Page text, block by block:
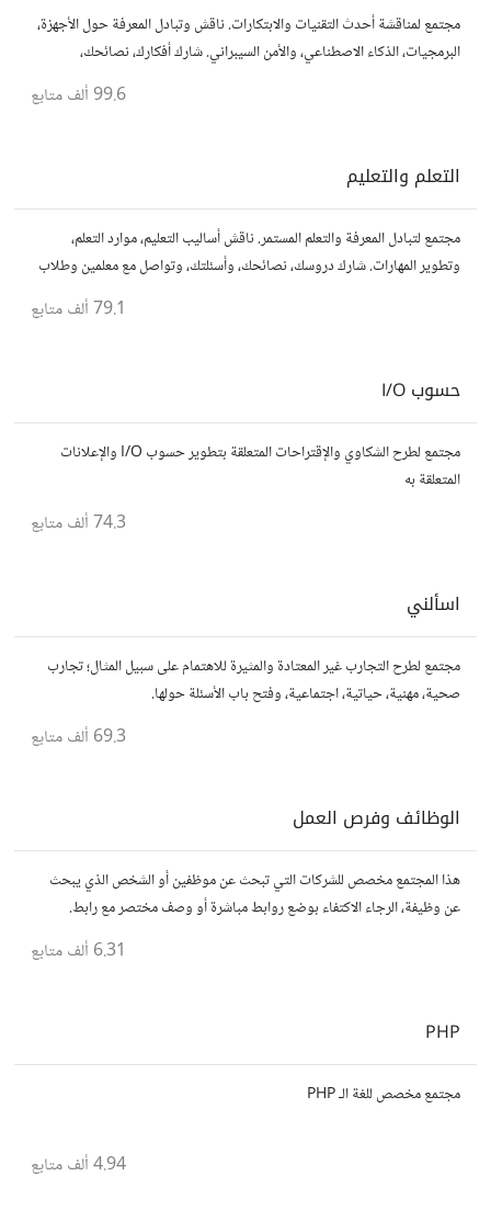
مجتمع لمناقشة أحدث التقنيات والابتكارات. ناقش وتبادل المعرفة حول الأجهزة،
البرمجيات، الذكاء الاصطناعي، والأمن السيبراني. شارك أفكارك، نصائحك،
99.6 ألف متابع
التعلم والتعليم
مجتمع لتبادل المعرفة والتعلم المستمر. ناقش أساليب التعليم، موارد التعلم،
وتطوير المهارات. شارك دروسك، نصائحك، وأسئلتك، وتواصل مع معلمين وطلاب
79.1 ألف متابع
حسوب I/O
مجتمع لطرح الشكاوي والإقتراحات المتعلقة بتطوير حسوب I/O والإعلانات
المتعلقة به
74.3 ألف متابع
اسألني
مجتمع لطرح التجارب غير المعتادة والمثيرة للاهتمام على سبيل المثال؛ تجارب
صحية، مهنية، حياتية، اجتماعية، وفتح باب الأسئلة حولها.
69.3 ألف متابع
الوظائف وفرص العمل
هذا المجتمع مخصص للشركات التي تبحث عن موظفين أو الشخص الذي يبحث
عن وظيفة، الرجاء الاكتفاء بوضع روابط مباشرة أو وصف مختصر مع رابط.
6.31 ألف متابع
PHP
مجتمع مخصص للغة الـ PHP
4.94 ألف متابع